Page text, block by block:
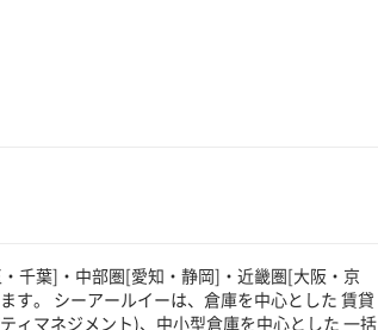
千葉]・中部圏[愛知・静岡]・近畿圏[大阪・京
す。 シーアールイーは、倉庫を中心とした 賃貸
ィマネジメント)、中小型倉庫を中心とした 一括